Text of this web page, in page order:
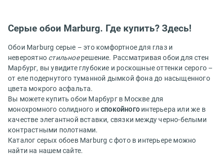
Серые обои Marburg. Где купить? Здесь!
Обои Marburg серые – это комфортное для глаз и
невероятно стильноерешение. Рассматривая обои для стен
Марбург, вы увидите глубокие и роскошные оттенки серого –
от еле подернутого туманной дымкой фона до насыщенного
цвета мокрого асфальта.
Вы можете купить обои Марбург в Москве для
монохромного солидного и спокойного интерьера или же в
качестве элегантной вставки, связки между черно-белыми
контрастными полотнами.
Каталог серых обоев Marburg с фото в интерьере можно
найти на нашем сайте.